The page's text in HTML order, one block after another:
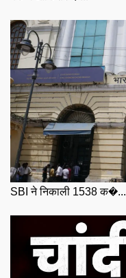
SBI ने निकाली 1538 क�...